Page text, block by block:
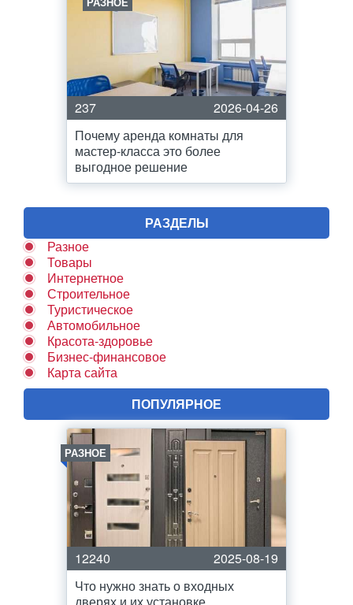
237
2026-04-26
Почему аренда комнаты для
мастер-класса это более
выгодное решение
РАЗДЕЛЫ
Разное
Товары
Интернетное
Строительное
Туристическое
Автомобильное
Красота-здоровье
Бизнес-финансовое
Карта сайта
ПОПУЛЯРНОЕ
РАЗНОЕ
12240
2025-08-19
Что нужно знать о входных